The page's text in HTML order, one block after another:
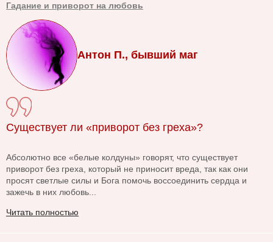
Гадание и приворот на любовь
Антон П., бывший маг
Существует ли «приворот без греха»?
Абсолютно все «белые колдуны» говорят, что существует
приворот без греха, который не приносит вреда, так как они
просят светлые силы и Бога помочь воссоединить сердца и
зажечь в них любовь...
Читать полностью